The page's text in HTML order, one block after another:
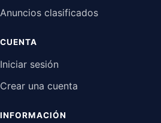
Anuncios clasificados
CUENTA
Iniciar sesión
Crear una cuenta
INFORMACIÓN